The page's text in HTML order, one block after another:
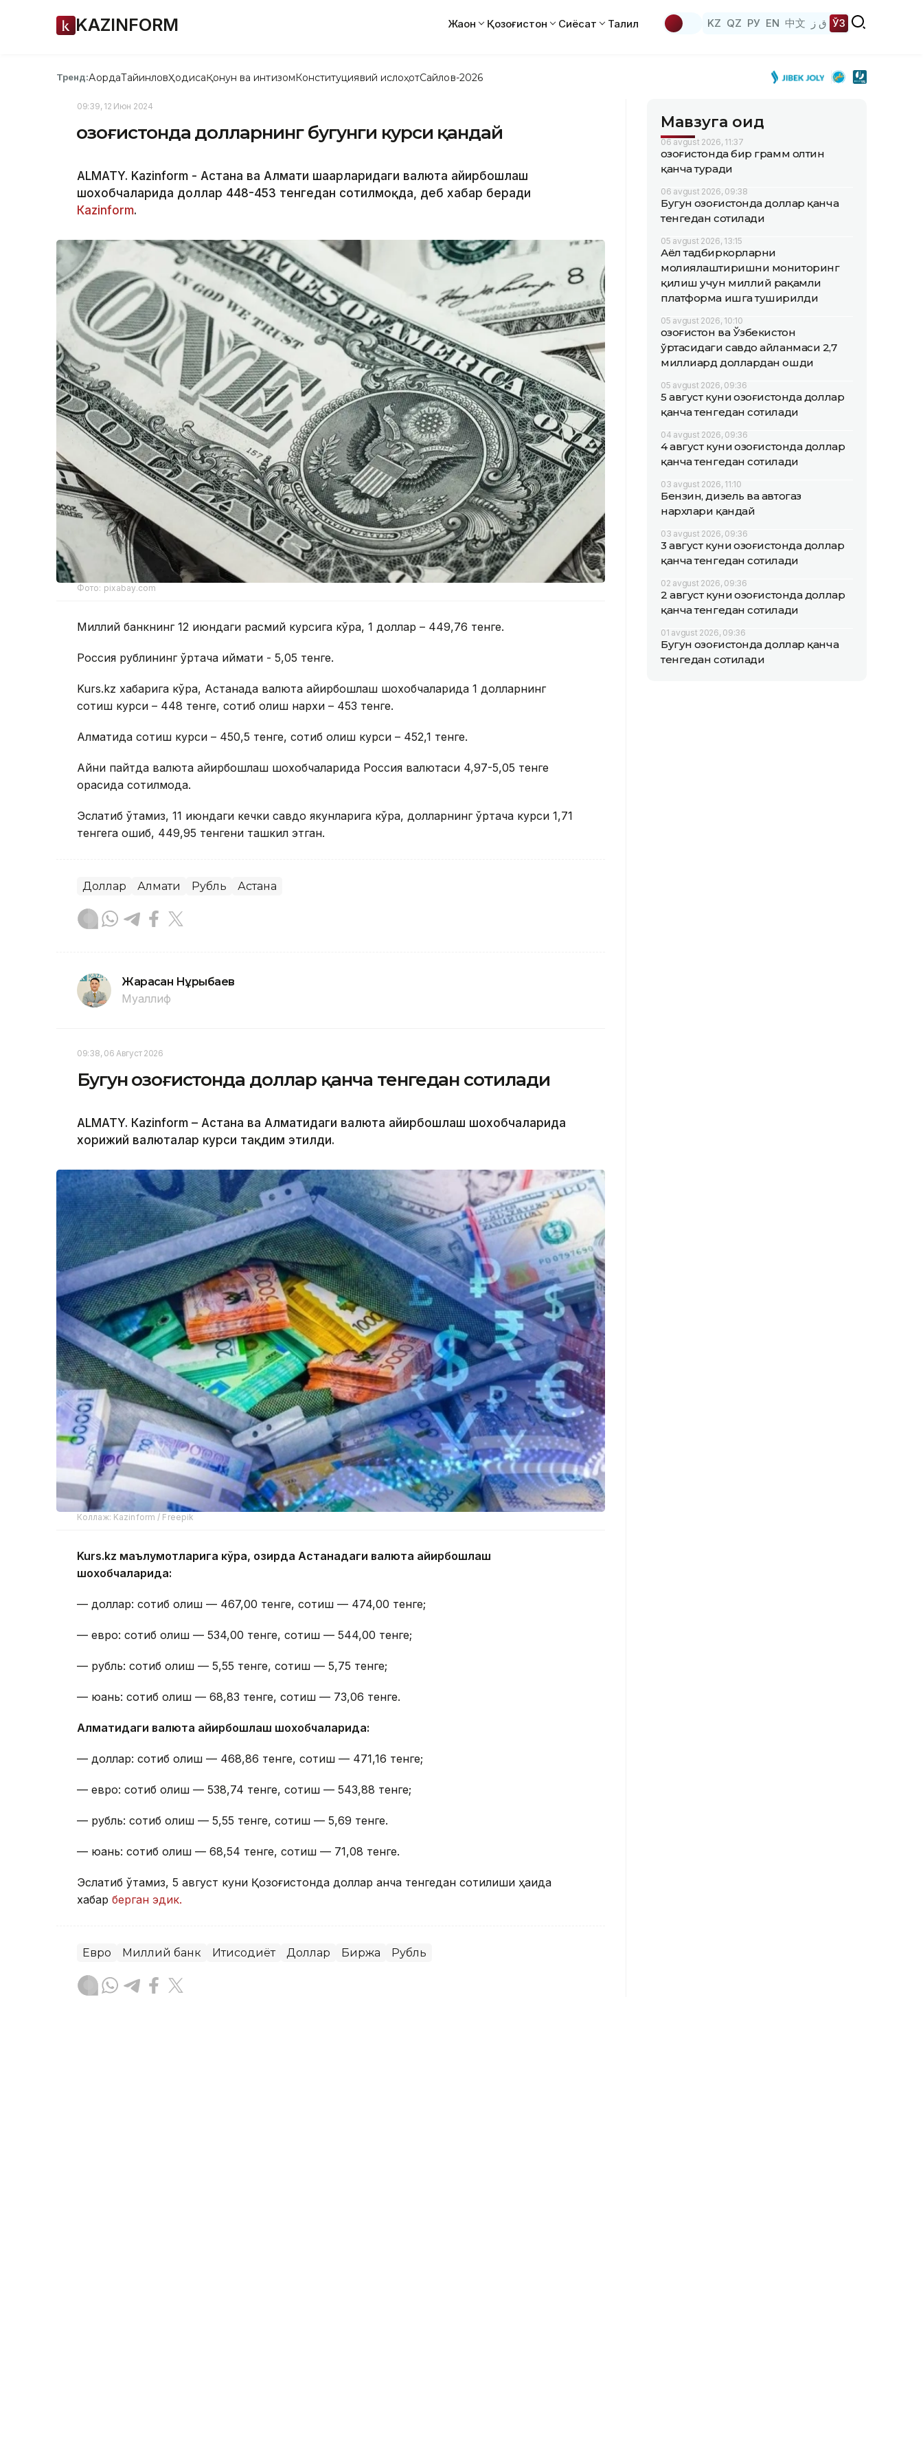
KAZINFORM Жаҳон Қозоғистон Сиёсат Таҳлил KZ QZ РУ EN 中文 ق ز ЎЗ
Тренд:АқордаТайинловҲодисаҚонун ва интизомКонституциявий ислоҳотСайлов-2026
09:39, 12 Июн 2024
Қозоғистонда долларнинг бугунги курси қандай
ALMATY. Kazinform - Астана ва Алмати шаҳарларидаги валюта айирбошлаш
шохобчаларида доллар 448-453 тенгедан сотилмоқда, деб хабар беради
Каzinform.
Фото: pixabay.com
Миллий банкнинг 12 июндаги расмий курсига кўра, 1 доллар – 449,76 тенге.
Россия рублининг ўртача қиймати - 5,05 тенге.
Kurs.kz хабарига кўра, Астанада валюта айирбошлаш шохобчаларида 1 долларнинг
сотиш курси – 448 тенге, сотиб олиш нархи – 453 тенге.
Алматида сотиш курси – 450,5 тенге, сотиб олиш курси – 452,1 тенге.
Айни пайтда валюта айирбошлаш шохобчаларида Россия валютаси 4,97-5,05 тенге
орасида сотилмоқда.
Эслатиб ўтамиз, 11 июндаги кечки савдо якунларига кўра, долларнинг ўртача курси 1,71
тенгега ошиб, 449,95 тенгени ташкил этган.
Доллар Алмати Рубль Астана
Жарасқан Нұрыбаев
Муаллиф
09:38, 06 Август 2026
Бугун Қозоғистонда доллар қанча тенгедан сотилади
ALMATY. Кazinform – Астана ва Алматидаги валюта айирбошлаш шохобчаларида
хорижий валюталар курси тақдим этилди.
Коллаж: Kazinform / Freepik
Kurs.kz маълумотларига кўра, ҳозирда Астанадаги валюта айирбошлаш
шохобчаларида:
— доллар: сотиб олиш — 467,00 тенге, сотиш — 474,00 тенге;
— евро: сотиб олиш — 534,00 тенге, сотиш — 544,00 тенге;
— рубль: сотиб олиш — 5,55 тенге, сотиш — 5,75 тенге;
— юань: сотиб олиш — 68,83 тенге, сотиш — 73,06 тенге.
Алматидаги валюта айирбошлаш шохобчаларида:
— доллар: сотиб олиш — 468,86 тенге, сотиш — 471,16 тенге;
— евро: сотиб олиш — 538,74 тенге, сотиш — 543,88 тенге;
— рубль: сотиб олиш — 5,55 тенге, сотиш — 5,69 тенге.
— юань: сотиб олиш — 68,54 тенге, сотиш — 71,08 тенге.
Эслатиб ўтамиз, 5 август куни Қозоғистонда доллар қанча тенгедан сотилиши ҳақида
хабар берган эдик.
Евро Миллий банк Иқтисодиёт Доллар Биржа Рубль
Мавзуга оид
06 avgust 2026, 11:37
Қозоғистонда бир грамм олтин
қанча туради
06 avgust 2026, 09:38
Бугун Қозоғистонда доллар қанча
тенгедан сотилади
05 avgust 2026, 13:15
Аёл тадбиркорларни
молиялаштиришни мониторинг
қилиш учун миллий рақамли
платформа ишга туширилди
05 avgust 2026, 10:10
Қозоғистон ва Ўзбекистон
ўртасидаги савдо айланмаси 2,7
миллиард доллардан ошди
05 avgust 2026, 09:36
5 август куни Қозоғистонда доллар
қанча тенгедан сотилади
04 avgust 2026, 09:36
4 август куни Қозоғистонда доллар
қанча тенгедан сотилади
03 avgust 2026, 11:10
Бензин, дизель ва автогаз
нархлари қандай
03 avgust 2026, 09:36
3 август куни Қозоғистонда доллар
қанча тенгедан сотилади
02 avgust 2026, 09:36
2 август куни Қозоғистонда доллар
қанча тенгедан сотилади
01 avgust 2026, 09:36
Бугун Қозоғистонда доллар қанча
тенгедан сотилади